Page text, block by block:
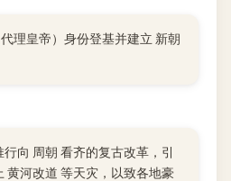
理皇帝）身份登基并建立 新朝
向 周朝 看齐的复古改革，引
黄河改道 等天灾，以致各地豪